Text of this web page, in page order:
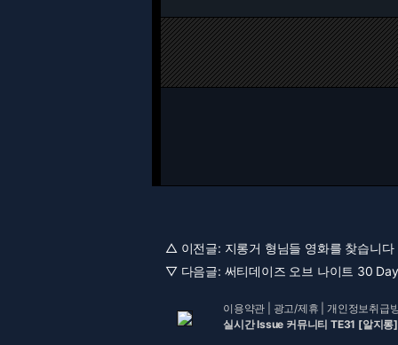
△ 이전글: 지롱거 형님들 영화를 찾습니
▽ 다음글: 써티데이즈 오브 나이트 30
이용약관 광고/제휴 |개인정보취급
실시간 Issue 커뮤니티 TE31 [알지